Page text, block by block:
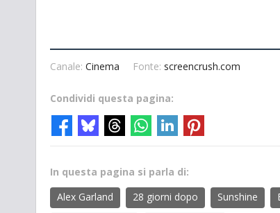
Canale: Cinema Fonte: screencrush.com
Condividi questa pagina:
In questa pagina si parla di:
Alex Garland
28 giorni dopo Sunshine